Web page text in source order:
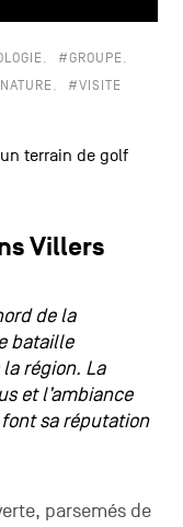
#GROUPE
#VISITE
terrain de golf
Villers
de la
bataille
région. La
et l’ambiance
sa réputation
parsemés de